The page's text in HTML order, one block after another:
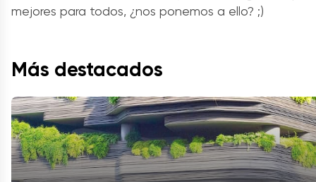
mejores para todos, ¿nos ponemos a ello? ;)
Más destacados